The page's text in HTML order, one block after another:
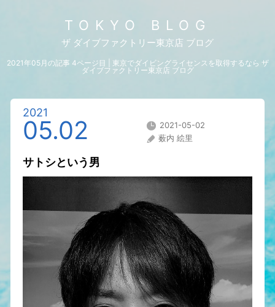
TOKYO BLOG
ザ ダイブファクトリー東京店 ブログ
2021年05月の記事 4ページ目 | 東京でダイビングライセンスを取得するなら ザ
ダイブファクトリー東京店 ブログ
2021
05.02
2021-05-02
薮内 絵里
サトシという男